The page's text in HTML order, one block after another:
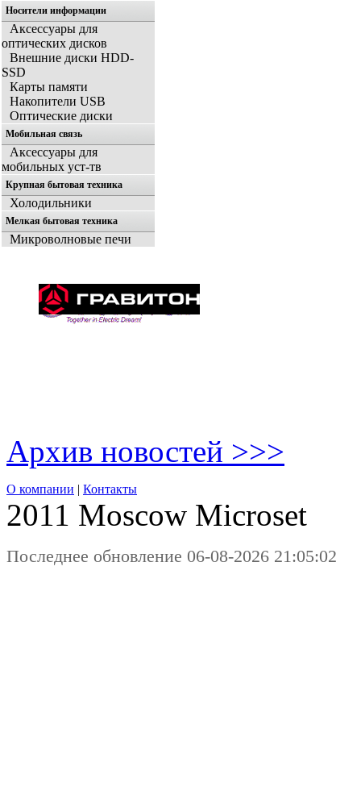
Носители информации
Аксессуары для
оптических дисков
Внешние диски HDD-
SSD
Карты памяти
Накопители USB
Оптические диски
Мобильная связь
Аксессуары для
мобильных уст-тв
Крупная бытовая техника
Холодильники
Мелкая бытовая техника
Микроволновые печи
Архив новостей >>>
О компании | Контакты
2011 Moscow Microset
Последнее обновление 06-08-2026 21:05:02